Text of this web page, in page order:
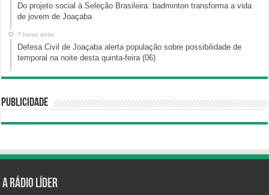
Do projeto social à Seleção Brasileira: badminton transforma a vida
de jovem de Joaçaba
7 horas atrás
Defesa Civil de Joaçaba alerta população sobre possibilidade de
temporal na noite desta quinta-feira (06)
Publicidade
A Rádio Líder